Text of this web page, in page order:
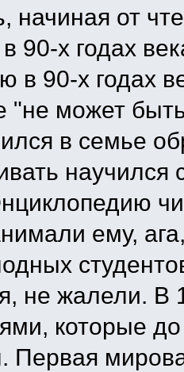
начиная от
90-х годах
в 90-х годах
"не может
в семье
ему,
не жалели. В
которые
Первая